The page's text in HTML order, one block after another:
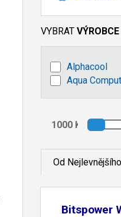
VYBRAT VÝROBCE
Alphacool
Aqua
Od Nejlevnějšího
Bitspower